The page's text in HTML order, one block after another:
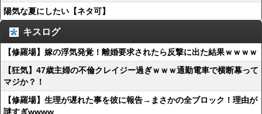
陽気な夏にしたい【ネタ可】
キスログ
【修羅場】嫁の浮気発覚！離婚要求されたら反撃に出た結果ｗｗｗｗ
【狂気】47歳主婦の不倫クレイジー過ぎｗｗｗ通勤電車で横断幕って
マジか？！
【修羅場】生理が遅れた事を彼に報告→まさかの全ブロック！理由が
謎すぎwwww